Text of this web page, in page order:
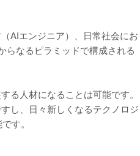
AIエンジニア）、日常社会にお
らなるピラミッドで構成される
る人材になることは可能です。
し、日々新しくなるテクノロジ
す。